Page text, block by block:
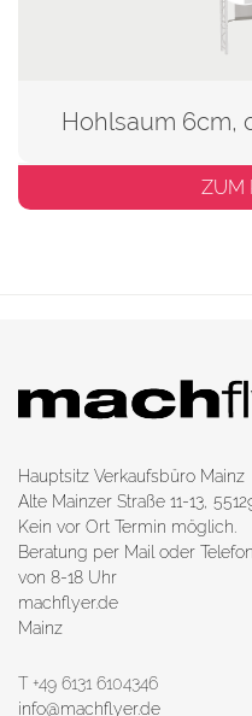
Hohlsaum 6cm,
ZUM
Hauptsitz Verkaufsbüro Mainz
Alte Mainzer Straße 11-13,
Kein vor Ort Termin möglich.
Beratung per Mail oder Telefon
von 8-18 Uhr
machflyer.de
Mainz
T +49 6131 6104346
info@machflyer.de